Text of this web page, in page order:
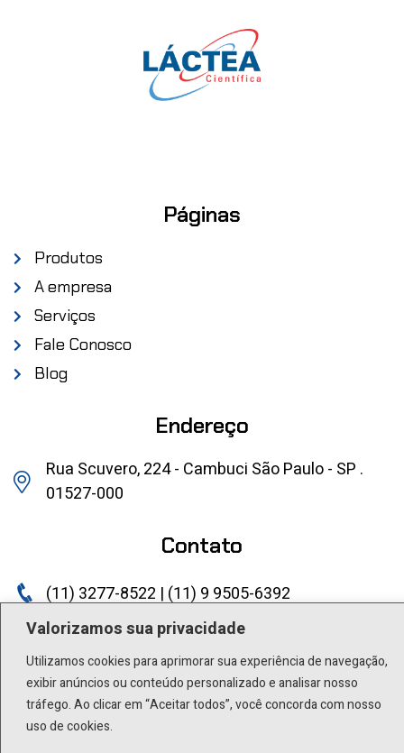
Valorizamos sua privacidade
Utilizamos cookies para aprimorar sua experiência de navegação,
exibir anúncios ou conteúdo personalizado e analisar nosso
tráfego. Ao clicar em “Aceitar todos”, você concorda com nosso
uso de cookies.
Páginas
Produtos
A empresa
Serviços
Fale Conosco
Blog
Endereço
Rua Scuvero, 224 - Cambuci São Paulo - SP .
01527-000
Contato
(11) 3277-8522 | (11) 9 9505-6392
lactea@lactea.com.br
Social